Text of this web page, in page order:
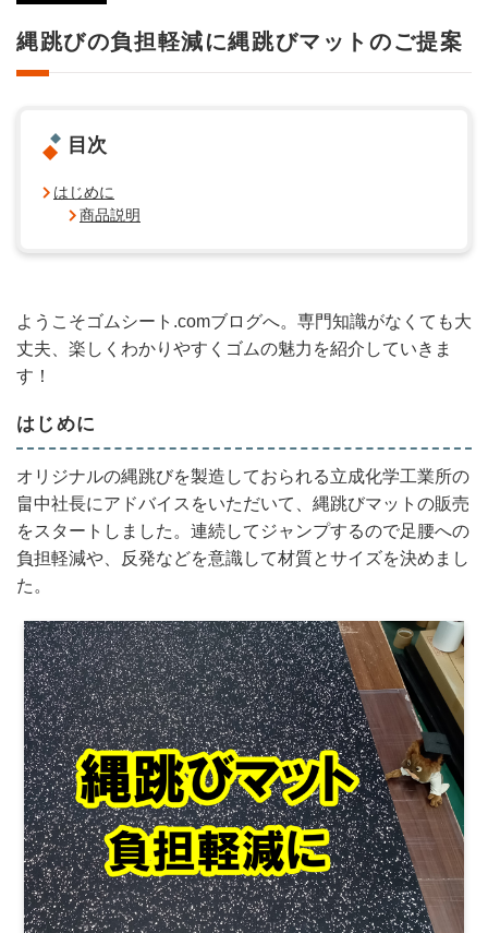
縄跳びの負担軽減に縄跳びマットのご提案
目次
はじめに
商品説明
ようこそゴムシート.comブログへ。専門知識がなくても大
丈夫、楽しくわかりやすくゴムの魅力を紹介していきま
す！
はじめに
オリジナルの縄跳びを製造しておられる立成化学工業所の
畠中社長にアドバイスをいただいて、縄跳びマットの販売
をスタートしました。連続してジャンプするので足腰への
負担軽減や、反発などを意識して材質とサイズを決めまし
た。